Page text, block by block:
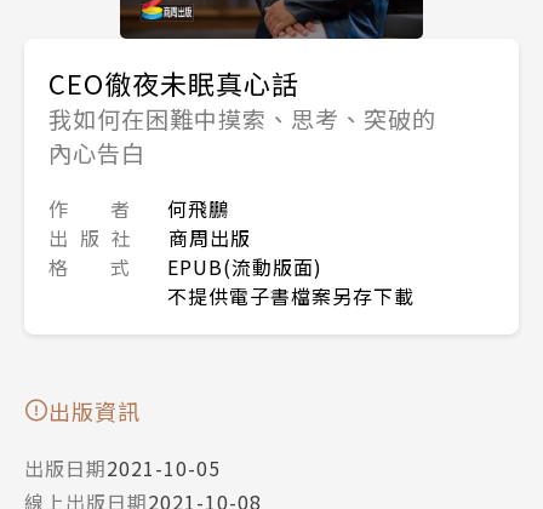
CEO徹夜未眠真心話
我如何在困難中摸索、思考、突破的
內心告白
作 者
何飛鵬
出 版 社
商周出版
格 式
EPUB(流動版面)
不提供電子書檔案另存下載
出版資訊
出版日期2021-10-05
線上出版日期2021-10-08